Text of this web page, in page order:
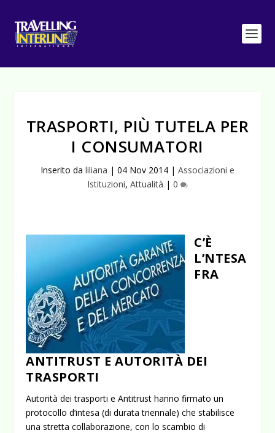
TRASPORTI, PIÙ TUTELA PER
I CONSUMATORI
Inserito da liliana | 04 Nov 2014 | Associazioni e
Istituzioni, Attualità | 0
C’È
L’NTESA
FRA
ANTITRUST E AUTORITÀ DEI
TRASPORTI
Autorità dei trasporti e Antitrust hanno firmato un
protocollo d’intesa (di durata triennale) che stabilisce
una stretta collaborazione, con lo scambio di